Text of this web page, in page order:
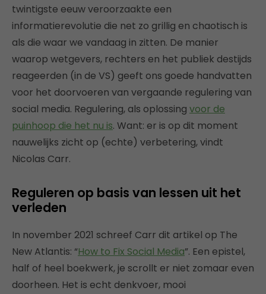
twintigste eeuw veroorzaakte een
informatierevolutie die net zo grillig en chaotisch is
als die waar we vandaag in zitten. De manier
waarop wetgevers, rechters en het publiek destijds
reageerden (in de VS) geeft ons goede handvatten
voor het doorvoeren van vergaande regulering van
social media. Regulering, als oplossing voor de
puinhoop die het nu is. Want: er is op dit moment
nauwelijks zicht op (echte) verbetering, vindt
Nicolas Carr.
Reguleren op basis van lessen uit het
verleden
In november 2021 schreef Carr dit artikel op The
New Atlantis: “How to Fix Social Media”. Een epistel,
half of heel boekwerk, je scrollt er niet zomaar even
doorheen. Het is echt denkvoer, mooi